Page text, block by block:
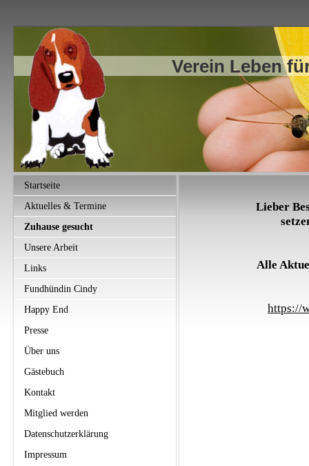
Verein Leben
Startseite
Aktuelles & Termine
Zuhause gesucht
Unsere Arbeit
Links
Fundhündin Cindy
Happy End
Presse
Über uns
Gästebuch
Kontakt
Mitglied werden
Datenschutzerklärung
Impressum
Lieber
Alle
https://